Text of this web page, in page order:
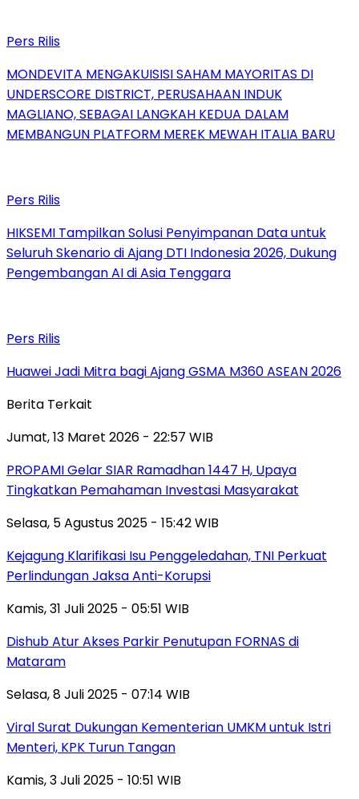
Pers Rilis
MONDEVITA MENGAKUISISI SAHAM MAYORITAS DI
UNDERSCORE DISTRICT, PERUSAHAAN INDUK
MAGLIANO, SEBAGAI LANGKAH KEDUA DALAM
MEMBANGUN PLATFORM MEREK MEWAH ITALIA BARU
Pers Rilis
HIKSEMI Tampilkan Solusi Penyimpanan Data untuk
Seluruh Skenario di Ajang DTI Indonesia 2026, Dukung
Pengembangan AI di Asia Tenggara
Pers Rilis
Huawei Jadi Mitra bagi Ajang GSMA M360 ASEAN 2026
Berita Terkait
Jumat, 13 Maret 2026 - 22:57 WIB
PROPAMI Gelar SIAR Ramadhan 1447 H, Upaya
Tingkatkan Pemahaman Investasi Masyarakat
Selasa, 5 Agustus 2025 - 15:42 WIB
Kejagung Klarifikasi Isu Penggeledahan, TNI Perkuat
Perlindungan Jaksa Anti-Korupsi
Kamis, 31 Juli 2025 - 05:51 WIB
Dishub Atur Akses Parkir Penutupan FORNAS di
Mataram
Selasa, 8 Juli 2025 - 07:14 WIB
Viral Surat Dukungan Kementerian UMKM untuk Istri
Menteri, KPK Turun Tangan
Kamis, 3 Juli 2025 - 10:51 WIB